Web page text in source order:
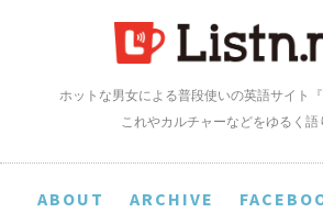
ホットな男女による普段使いの英語サイト
これやカルチャーなどをゆるく語
ABOUT ARCHIVE